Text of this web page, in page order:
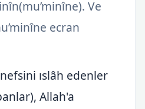
Ve
ecran
ıslâh edenler
Allah'a